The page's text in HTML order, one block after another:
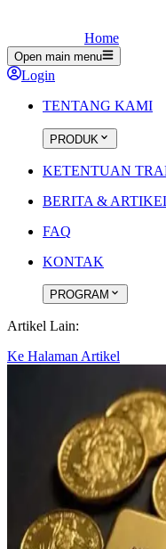
Home
Open main menu
Login
TENTANG KAMI
PRODUK
KETENTUAN
BERITA &
FAQ
KONTAK
PROGRAM
Artikel Lain:
Ke Halaman Artikel